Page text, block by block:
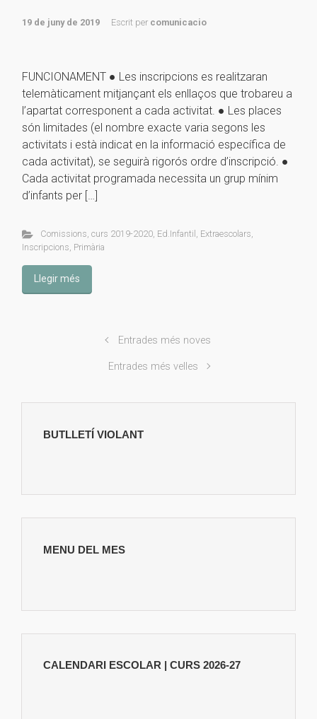
19 de juny de 2019 Escrit per comunicacio
FUNCIONAMENT ● Les inscripcions es realitzaran
telemàticament mitjançant els enllaços que trobareu a
l’apartat corresponent a cada activitat. ● Les places
són limitades (el nombre exacte varia segons les
activitats i està indicat en la informació específica de
cada activitat), se seguirà rigorós ordre d’inscripció. ●
Cada activitat programada necessita un grup mínim
d’infants per […]
Comissions, curs 2019-2020, Ed.Infantil , Extraescolars,
Inscripcions, Primària
Llegir més
Entrades més noves
Entrades més velles
BUTLLETÍ VIOLANT
MENU DEL MES
CALENDARI ESCOLAR | CURS 2026-27